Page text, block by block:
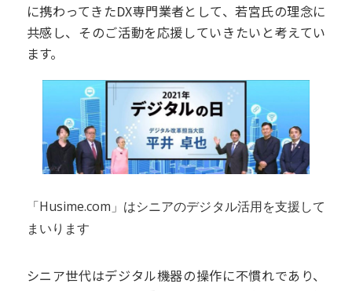
に携わってきたDX専門業者として、若宮氏の理念に
共感し、そのご活動を応援していきたいと考えてい
ます。
「Husime.com」はシニアのデジタル活用を支援して
まいります
シニア世代はデジタル機器の操作に不慣れであり、